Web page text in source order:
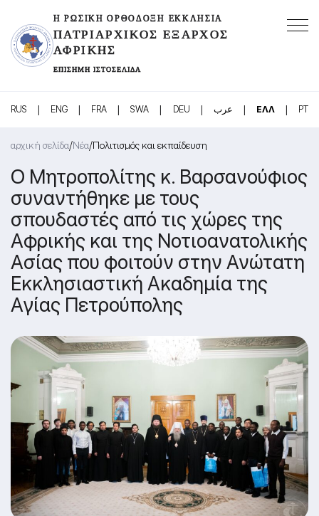
Η ΡΩΣΙΚΉ ΟΡΘΌΔΟΞΗ ΕΚΚΛΗΣΊΑ
ΠΑΤΡΙΑΡΧΙΚΌΣ ΈΞΑΡΧΟΣ
ΑΦΡΙΚΉΣ
ΕΠΊΣΗΜΗ ΙΣΤΟΣΕΛΊΔΑ
RUS | ENG | FRA | SWA | DEU | عرب | ΕΛΛ | PT
αρχική σελίδα/Νέα/Πολιτισμός και εκπαίδευση
Ο Μητροπολίτης κ. Βαρσανούφιος
συναντήθηκε με τους
σπουδαστές από τις χώρες της
Αφρικής και της Νοτιοανατολικής
Ασίας που φοιτούν στην Ανώτατη
Εκκλησιαστική Ακαδημία της
Αγίας Πετρούπολης